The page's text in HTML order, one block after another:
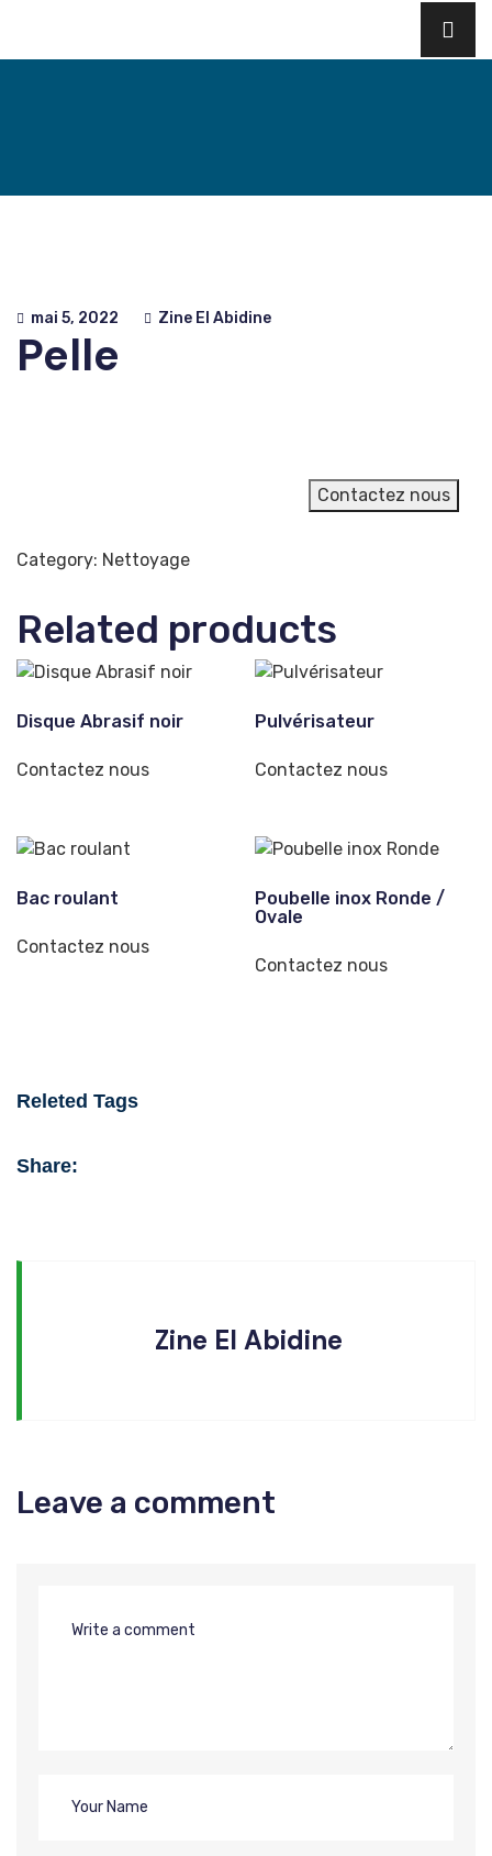
mai 5, 2022 Zine El Abidine
Pelle
Contactez nous
Category: Nettoyage
Related products
Disque Abrasif noir
Contactez nous
Pulvérisateur
Contactez nous
Bac roulant
Contactez nous
Poubelle inox Ronde /
Ovale
Contactez nous
Releted Tags
Share:
Zine El Abidine
Leave a comment